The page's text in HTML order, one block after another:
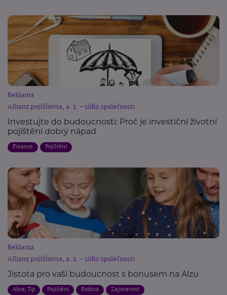
Reklama
Allianz pojišťovna, a. s. - sídlo společnosti
Investujte do budoucnosti: Proč je investiční životní
pojištění dobrý nápad
Finance Pojištění
Reklama
Allianz pojišťovna, a. s. - sídlo společnosti
Jistota pro vaši budoucnost s bonusem na Alzu
Akce, Tip Pojištění Rodina Zajímavost